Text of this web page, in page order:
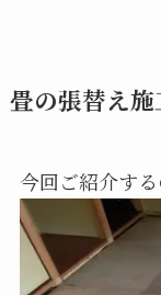
畳の張替え
今回ご紹介す